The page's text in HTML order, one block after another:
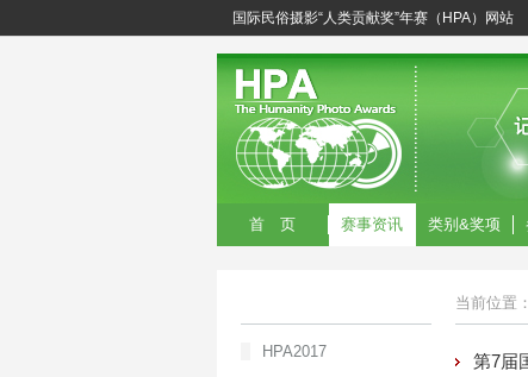
国际民俗摄影“人类贡献奖”年赛（HPA）网站
首 页 赛事资讯 类别&奖项
HPA2017
当前位置：
第7届